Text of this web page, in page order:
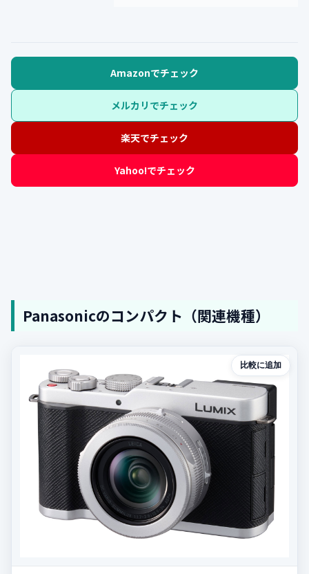
Amazonでチェック
メルカリでチェック
楽天でチェック
Yahoo!でチェック
Panasonicのコンパクト（関連機種）
比較に追加